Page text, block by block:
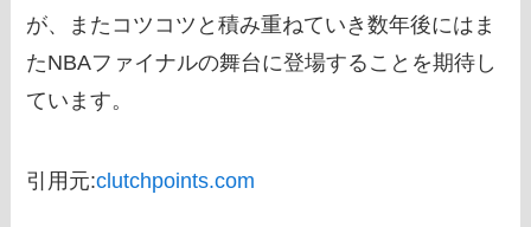
が、またコツコツと積み重ねていき数年後にはま
たNBAファイナルの舞台に登場することを期待し
ています。
引用元:clutchpoints.com